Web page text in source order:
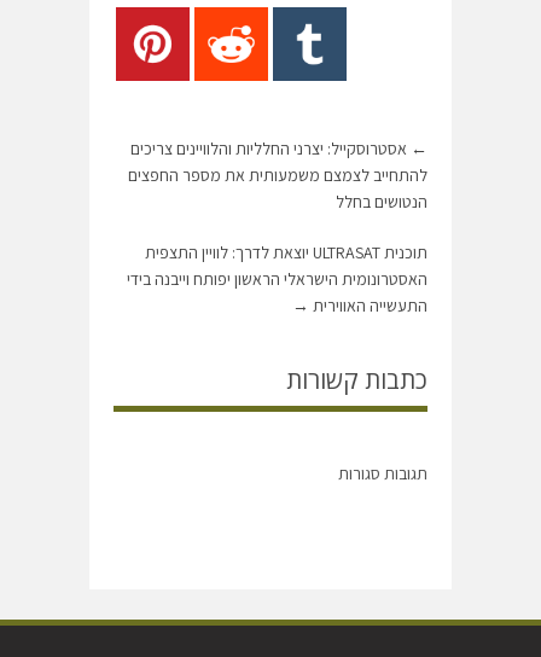
← אסטרוסקייל: יצרני החלליות והלוויינים צריכים
להתחייב לצמצם משמעותית את מספר החפצים
הנטושים בחלל
תוכנית ULTRASAT יוצאת לדרך: לוויין התצפית
האסטרונומית הישראלי הראשון יפותח וייבנה בידי
התעשייה האווירית →
כתבות קשורות
תגובות סגורות